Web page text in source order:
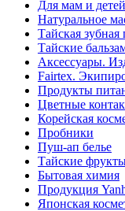
Для мам и детей
Натуральное
Тайская зубная
Тайские
Аксессуары.
Fairtex.
Продукты
Цветные
Корейская
Пробники
Пуш-ап белье
Тайские
Бытовая химия
Продукция
Японская